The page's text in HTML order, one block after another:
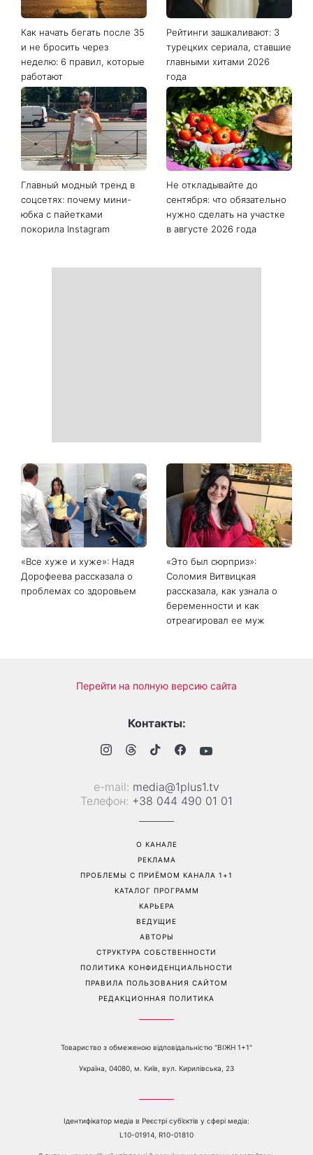
Как начать бегать после 35
и не бросить через
неделю: 6 правил, которые
работают
Рейтинги зашкаливают: 3
турецких сериала, ставшие
главными хитами 2026
года
Главный модный тренд в
соцсетях: почему мини-
юбка с пайетками
покорила Instagram
Не откладывайте до
сентября: что обязательно
нужно сделать на участке
в августе 2026 года
«Все хуже и хуже»: Надя
Дорофеева рассказала о
проблемах со здоровьем
«Это был сюрприз»:
Соломия Витвицкая
рассказала, как узнала о
беременности и как
отреагировал ее муж
Перейти на полную версию сайта
Контакты:
е-mail: media@1plus1.tv
Телефон: +38 044 490 01 01
О КАНАЛЕ
РЕКЛАМА
ПРОБЛЕМЫ С ПРИЁМОМ КАНАЛА 1+1
КАТАЛОГ ПРОГРАММ
КАРЬЕРА
ВЕДУЩИЕ
АВТОРЫ
СТРУКТУРА СОБСТВЕННОСТИ
ПОЛИТИКА КОНФИДЕНЦИАЛЬНОСТИ
ПРАВИЛА ПОЛЬЗОВАНИЯ САЙТОМ
РЕДАКЦИОННАЯ ПОЛИТИКА
Товариство з обмеженою відповідальністю "ВІЖН 1+1"
Україна, 04080, м. Київ, вул. Кирилівська, 23
Ідентифікатор медіа в Реєстрі суб’єктів у сфері медіа:
L10-01914, R10-01810